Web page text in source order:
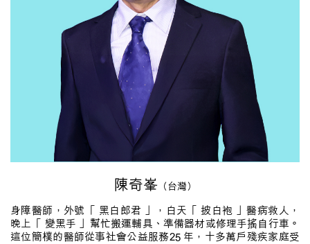
陳奇峯 （台灣）
身障醫師，外號「 黑白郎君 」，白天「 披白袍 」醫病救人，
晚上「 變黑手 」幫忙搬運輔具、準備器材或修理手搖自行車。
這位簡樸的醫師從事社會公益服務25 年，十多萬戶殘疾家庭受